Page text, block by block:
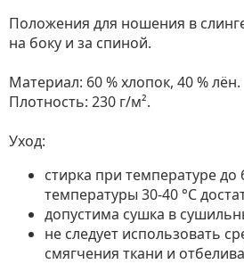
Положения для ношения в
на боку и за спиной.
Материал: 60 % хлопок, 40 % лён.
Плотность: 230 г/м².
Уход:
стирка при температуре до
температуры 30-40 °C
допустима сушка в
не следует использовать
смягчения ткани и